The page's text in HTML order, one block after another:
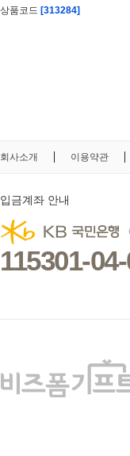
상품코드 [313284]
회사소개 이용약관
입금계좌 안내
115301-